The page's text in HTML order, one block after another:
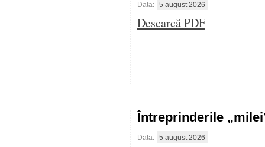
Data: 5 august 2026
Descarcă PDF
Întreprinderile
Data: 5 august 2026